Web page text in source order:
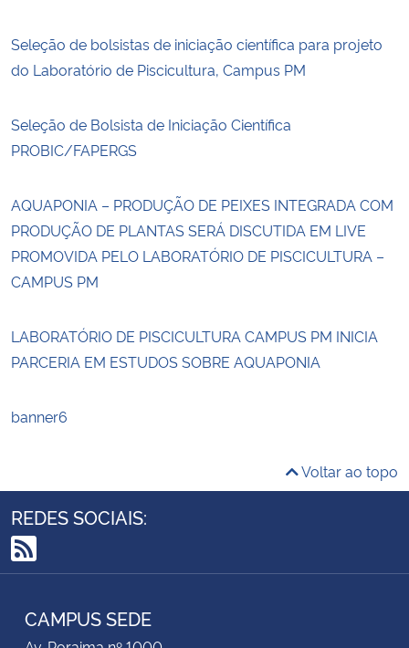
Seleção de bolsistas de iniciação científica para projeto
do Laboratório de Piscicultura, Campus PM
Seleção de Bolsista de Iniciação Científica
PROBIC/FAPERGS
AQUAPONIA – PRODUÇÃO DE PEIXES INTEGRADA COM
PRODUÇÃO DE PLANTAS SERÁ DISCUTIDA EM LIVE
PROMOVIDA PELO LABORATÓRIO DE PISCICULTURA –
CAMPUS PM
LABORATÓRIO DE PISCICULTURA CAMPUS PM INICIA
PARCERIA EM ESTUDOS SOBRE AQUAPONIA
banner6
Voltar ao topo
REDES SOCIAIS:
RSS
CAMPUS SEDE